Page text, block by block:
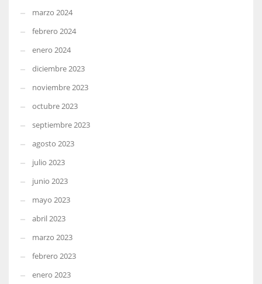
marzo 2024
febrero 2024
enero 2024
diciembre 2023
noviembre 2023
octubre 2023
septiembre 2023
agosto 2023
julio 2023
junio 2023
mayo 2023
abril 2023
marzo 2023
febrero 2023
enero 2023